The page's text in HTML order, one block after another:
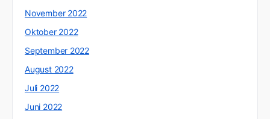
November 2022
Oktober 2022
September 2022
August 2022
Juli 2022
Juni 2022